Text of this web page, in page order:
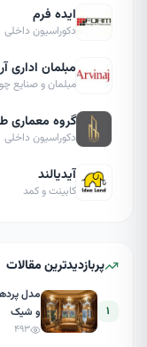
ایده فرم
دکوراسیون داخلی
مبلمان اداری
مبلمان و صنایع
گروه معماری
دکوراسیون داخلی
آیدیالند
کابینت و کمد
پربازدیدترین مقالات
۱
و شیک
۴۹۳